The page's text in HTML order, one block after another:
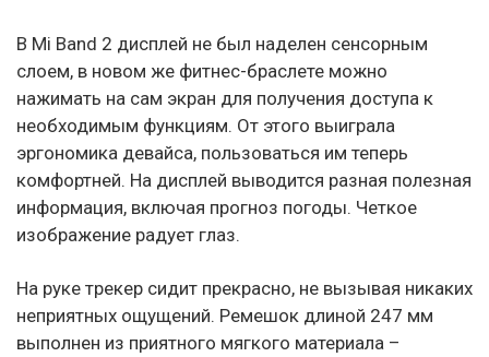
В Mi Band 2 дисплей не был наделен сенсорным
слоем, в новом же фитнес-браслете можно
нажимать на сам экран для получения доступа к
необходимым функциям. От этого выиграла
эргономика девайса, пользоваться им теперь
комфортней. На дисплей выводится разная полезная
информация, включая прогноз погоды. Четкое
изображение радует глаз.
На руке трекер сидит прекрасно, не вызывая никаких
неприятных ощущений. Ремешок длиной 247 мм
выполнен из приятного мягкого материала –